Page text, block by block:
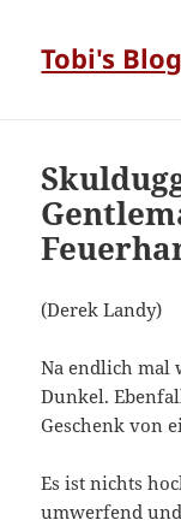
Tobi's Blog
(Derek Landy)
Na endlich mal
Dunkel.
Geschenk von
Es ist nichts
umwerfend